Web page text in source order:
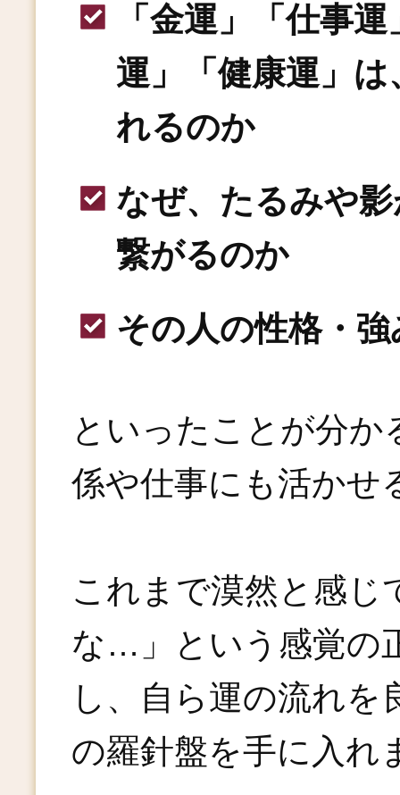
「金運」「仕事
運」「健康運」
れるのか
なぜ、たるみや
繋がるのか
その人の性格・
といったことが分か
係や仕事にも活かせ
これまで漠然と感じ
な…」という感覚の
し、自ら運の流れを
の羅針盤を手に入れ